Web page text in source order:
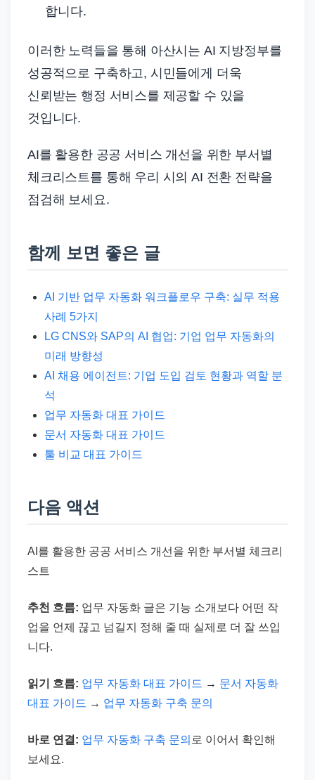
합니다.
이러한 노력들을 통해 아산시는 AI 지방정부를
성공적으로 구축하고, 시민들에게 더욱
신뢰받는 행정 서비스를 제공할 수 있을
것입니다.
AI를 활용한 공공 서비스 개선을 위한 부서별
체크리스트를 통해 우리 시의 AI 전환 전략을
점검해 보세요.
함께 보면 좋은 글
AI 기반 업무 자동화 워크플로우 구축: 실무 적용
사례 5가지
LG CNS와 SAP의 AI 협업: 기업 업무 자동화의
미래 방향성
AI 채용 에이전트: 기업 도입 검토 현황과 역할 분
석
업무 자동화 대표 가이드
문서 자동화 대표 가이드
툴 비교 대표 가이드
다음 액션
AI를 활용한 공공 서비스 개선을 위한 부서별 체크리
스트
추천 흐름: 업무 자동화 글은 기능 소개보다 어떤 작
업을 언제 끊고 넘길지 정해 줄 때 실제로 더 잘 쓰입
니다.
읽기 흐름: 업무 자동화 대표 가이드 → 문서 자동화
대표 가이드 → 업무 자동화 구축 문의
바로 연결: 업무 자동화 구축 문의 로 이어서 확인해
보세요.